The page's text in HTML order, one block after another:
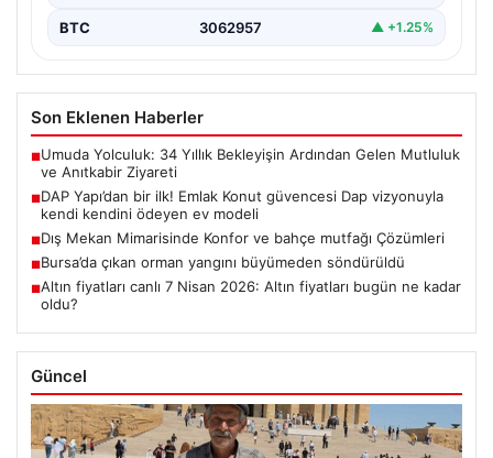
BTC 3062957 ▲ +1.25%
Son Eklenen Haberler
■Umuda Yolculuk: 34 Yıllık Bekleyişin Ardından Gelen Mutluluk
ve Anıtkabir Ziyareti
■DAP Yapı’dan bir ilk! Emlak Konut güvencesi Dap vizyonuyla
kendi kendini ödeyen ev modeli
■Dış Mekan Mimarisinde Konfor ve bahçe mutfağı Çözümleri
■Bursa’da çıkan orman yangını büyümeden söndürüldü
■Altın fiyatları canlı 7 Nisan 2026: Altın fiyatları bugün ne kadar
oldu?
Güncel